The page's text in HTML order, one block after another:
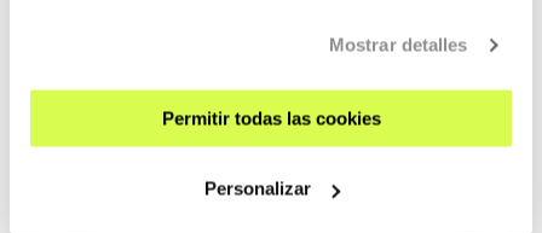
Mostrar detalles
Permitir todas las cookies
Personalizar